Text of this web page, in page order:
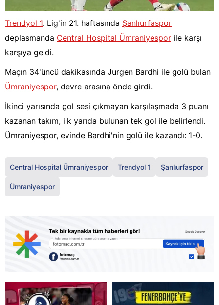
Trendyol 1. Lig'in 21. haftasında Şanlıurfaspor
deplasmanda Central Hospital Ümraniyespor ile karşı
karşıya geldi.
Maçın 34'üncü dakikasında Jurgen Bardhi ile golü bulan
Ümraniyespor, devre arasına önde girdi.
İkinci yarısında gol sesi çıkmayan karşılaşmada 3 puanı
kazanan takım, ilk yarıda bulunan tek gol ile belirlendi.
Ümraniyespor, evinde Bardhi'nin golü ile kazandı: 1-0.
Central Hospital Ümraniyespor Trendyol 1 Şanlıurfaspor
Ümraniyespor